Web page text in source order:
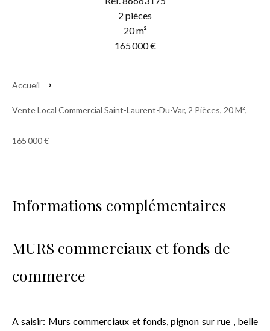
2 pièces
20 m²
165 000 €
Accueil
Vente Local Commercial Saint-Laurent-Du-Var, 2 Pièces, 20 M²,
165 000 €
Informations complémentaires
MURS commerciaux et fonds de
commerce
A saisir: Murs commerciaux et fonds, pignon sur rue , belle